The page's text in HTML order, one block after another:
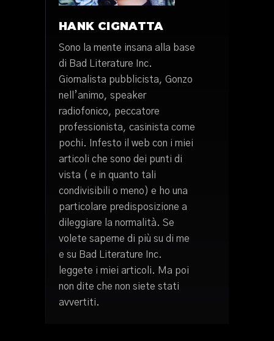
HANK CIGNATTA
Sono la mente insana alla base
di Bad Literature Inc.
Giornalista pubblicista, Gonzo
nell’animo, speaker
radiofonico, peccatore
professionista, casinista come
pochi. Infesto il web con i miei
articoli che sono dei punti di
vista ( e in quanto tali
condivisibili o meno) e ho una
particolare predisposizione a
dileggiare la normalità. Se
volete saperne di più su di me
e su Bad Literature Inc.
leggete i miei articoli. Ma poi
non dite che non siete stati
avvertiti.